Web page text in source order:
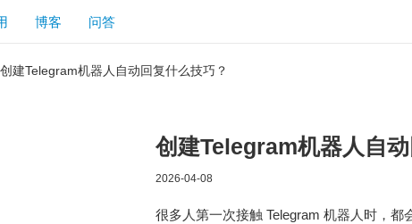
博客 问答
创建Telegram机器人自动回复什么技巧？
创建Telegram机器人自
2026-04-08
很多人第一次接触 Telegram 机器人时，都